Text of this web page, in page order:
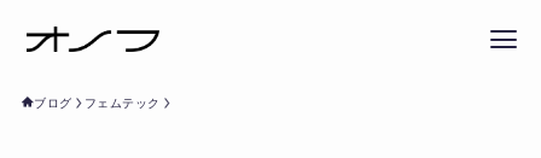
ブログ フェムテック